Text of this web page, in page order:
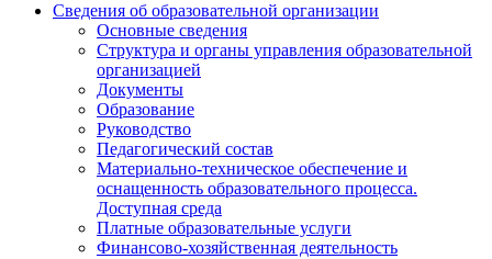
Сведения об образовательной организации
Основные сведения
Структура и органы управления образовательной
организацией
Документы
Образование
Руководство
Педагогический состав
Материально-техническое обеспечение и
оснащенность образовательного процесса.
Доступная среда
Платные образовательные услуги
Финансово-хозяйственная деятельность